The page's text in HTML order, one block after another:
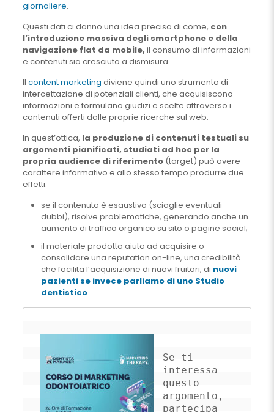
giornaliere.
Questi dati ci danno una idea precisa di come, con
l’introduzione massiva degli smartphone e della
navigazione flat da mobile, il consumo di informazioni
e contenuti sia cresciuto a dismisura.
Il content marketing diviene quindi uno strumento di
intercettazione di potenziali clienti, che acquisiscono
informazioni e formulano giudizi e scelte attraverso i
contenuti offerti dalle proprie ricerche sul web.
In quest’ottica, la produzione di contenuti testuali su
argomenti pianificati, studiati ad hoc per la
propria audience di riferimento (target) può avere
carattere informativo e allo stesso tempo produrre due
effetti:
se il contenuto è esaustivo (scioglie eventuali
dubbi), risolve problematiche, generando anche un
aumento di traffico organico su sito o pagine social;
il materiale prodotto aiuta ad acquisire o
consolidare una reputation on-line, una credibilità
che facilita l’acquisizione di nuovi fruitori, di nuovi
pazienti se invece parliamo di uno Studio
dentistico.
Se ti
interessa
questo
argomento,
partecipa